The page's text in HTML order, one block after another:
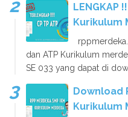
LENGKAP
Kurikulum
dan ATP Kurikulum
SE 033 yang dapat di
Download
Kurikulum